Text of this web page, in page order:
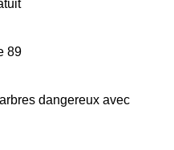
89
dangereux avec